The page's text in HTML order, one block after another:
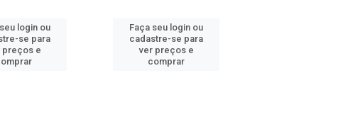
login ou
se para
preços e
Faça seu login ou
cadastre-se para
ver preços e
comprar